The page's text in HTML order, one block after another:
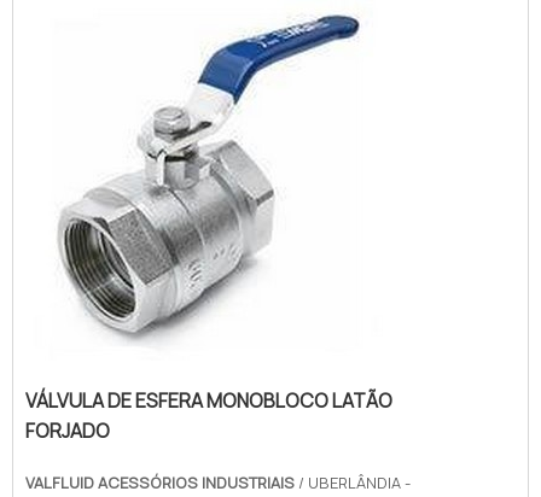
VÁLVULA DE ESFERA MONOBLOCO LATÃO
FORJADO
VALFLUID ACESSÓRIOS INDUSTRIAIS / UBERLÂNDIA -